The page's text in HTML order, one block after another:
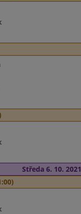
Středa 6. 10. 2021